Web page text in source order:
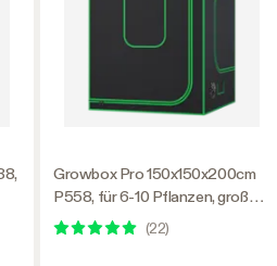
Growbox Pro 150x150x200cm
P558, für 6-10 Pflanzen, großes
Frontfenster, für den Indoor-
Pflanzenanbau
(22)